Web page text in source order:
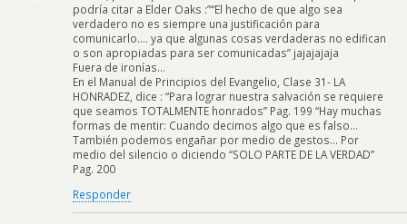
podría citar a Elder Oaks :”“El hecho de que algo sea
verdadero no es siempre una justificación para
comunicarlo…. ya que algunas cosas verdaderas no edifican
o son apropiadas para ser comunicadas” jajajajaja
Fuera de ironías…
En el Manual de Principios del Evangelio, Clase 31- LA
HONRADEZ, dice : “Para lograr nuestra salvación se requiere
que seamos TOTALMENTE honrados” Pag. 199 “Hay muchas
formas de mentir: Cuando decimos algo que es falso…
También podemos engañar por medio de gestos… Por
medio del silencio o diciendo “SOLO PARTE DE LA VERDAD”
Pag. 200
Responder